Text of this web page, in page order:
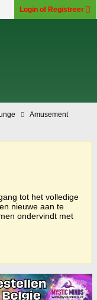
Login of Registreer
Amusement
tot het volledige
nieuwe aan te
ondervindt met